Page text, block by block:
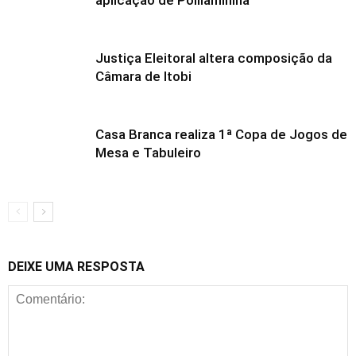
Justiça Eleitoral altera composição da
Câmara de Itobi
Casa Branca realiza 1ª Copa de Jogos de
Mesa e Tabuleiro
DEIXE UMA RESPOSTA